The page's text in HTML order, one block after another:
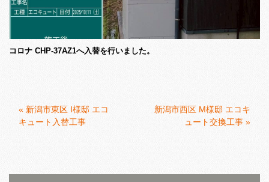
コロナ CHP-37AZ1へ入替を行いました。
« 新潟市東区 I様邸 エコ
キュート入替工事
新潟市西区 M様邸 エコキ
ュート交換工事 »